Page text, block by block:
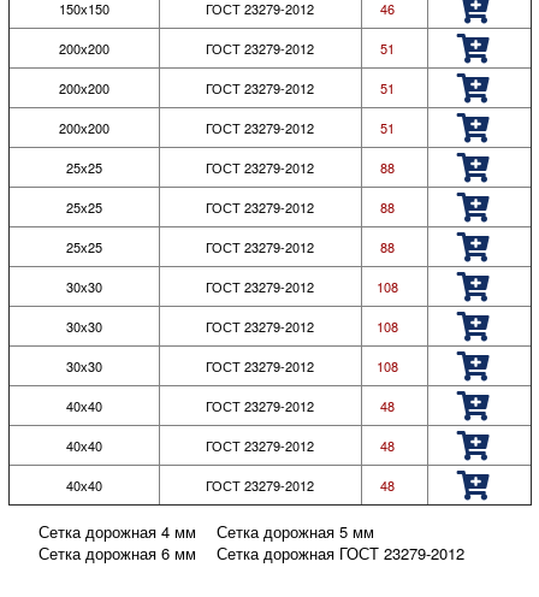
150х150 ГОСТ 23279-2012 46
200х200 ГОСТ 23279-2012 51
200х200 ГОСТ 23279-2012 51
200х200 ГОСТ 23279-2012 51
25х25 ГОСТ 23279-2012 88
25х25 ГОСТ 23279-2012 88
25х25 ГОСТ 23279-2012 88
30х30 ГОСТ 23279-2012 108
30х30 ГОСТ 23279-2012 108
30х30 ГОСТ 23279-2012 108
40х40 ГОСТ 23279-2012 48
40х40 ГОСТ 23279-2012 48
40х40 ГОСТ 23279-2012 48
Сетка дорожная 4 мм
Сетка дорожная 5 мм
Сетка дорожная 6 мм
Сетка дорожная ГОСТ 23279-2012